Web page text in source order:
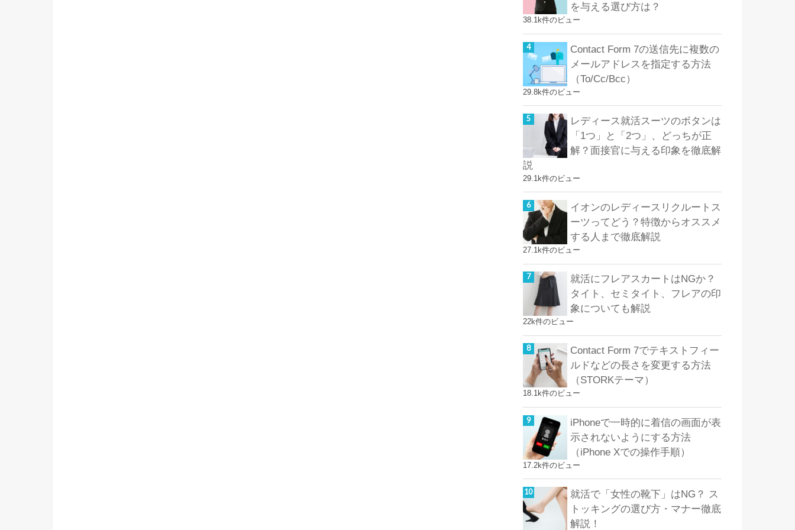
を与える選び方は？
38.1k件のビュー
Contact Form 7の送信先に複数の
メールアドレスを指定する方法
（To/Cc/Bcc）
29.8k件のビュー
レディース就活スーツのボタンは
「1つ」と「2つ」、どっちが正
解？面接官に与える印象を徹底解
説
29.1k件のビュー
イオンのレディースリクルートス
ーツってどう？特徴からオススメ
する人まで徹底解説
27.1k件のビュー
就活にフレアスカートはNGか？
タイト、セミタイト、フレアの印
象についても解説
22k件のビュー
Contact Form 7でテキストフィー
ルドなどの長さを変更する方法
（STORKテーマ）
18.1k件のビュー
iPhoneで一時的に着信の画面が表
示されないようにする方法
（iPhone Xでの操作手順）
17.2k件のビュー
就活で「女性の靴下」はNG？ ス
トッキングの選び方・マナー徹底
解説！